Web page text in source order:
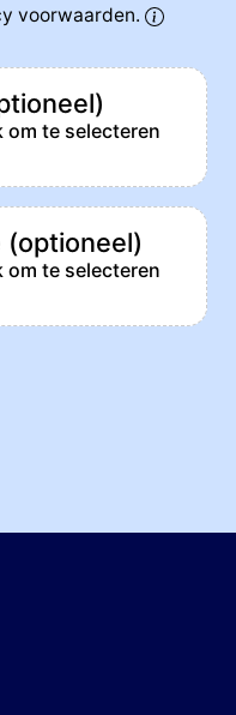
voorwaarden.
om te selecteren
(optioneel)
om te selecteren